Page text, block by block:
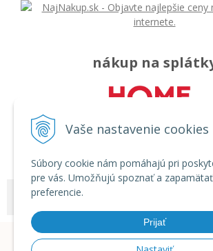
Vaše nastavenie cookies
Súbory cookie nám pomáhajú pri
pre vás. Umožňujú spoznať a
preferencie.
Prijať
nákup na
© 2026 Môj svet - rozličný tovar •